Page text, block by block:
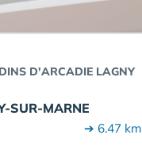
D'ARCADIE LAGNY
SUR-MARNE
➔ 6.47 km